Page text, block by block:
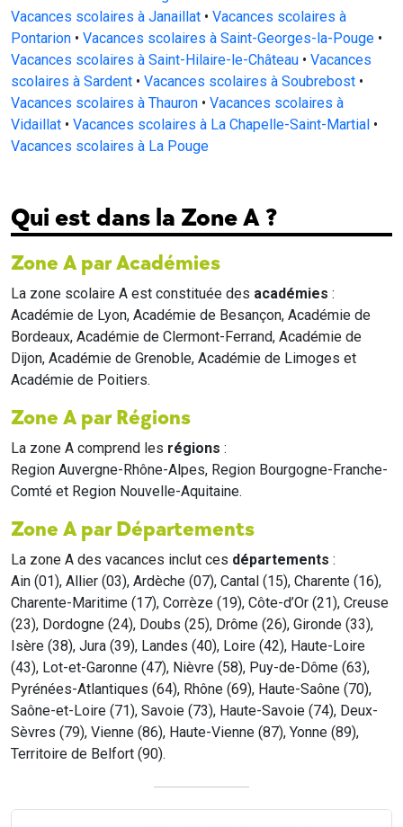
Vacances scolaires à Janaillat • Vacances scolaires à
Pontarion • Vacances scolaires à Saint-Georges-la-Pouge •
Vacances scolaires à Saint-Hilaire-le-Château • Vacances
scolaires à Sardent • Vacances scolaires à Soubrebost •
Vacances scolaires à Thauron • Vacances scolaires à
Vidaillat • Vacances scolaires à La Chapelle-Saint-Martial •
Vacances scolaires à La Pouge
Qui est dans la Zone A ?
Zone A par Académies
La zone scolaire A est constituée des académies :
Académie de Lyon, Académie de Besançon, Académie de
Bordeaux, Académie de Clermont-Ferrand, Académie de
Dijon, Académie de Grenoble, Académie de Limoges et
Académie de Poitiers.
Zone A par Régions
La zone A comprend les régions :
Region Auvergne-Rhône-Alpes, Region Bourgogne-Franche-
Comté et Region Nouvelle-Aquitaine.
Zone A par Départements
La zone A des vacances inclut ces départements :
Ain (01), Allier (03), Ardèche (07), Cantal (15), Charente (16),
Charente-Maritime (17), Corrèze (19), Côte-d’Or (21), Creuse
(23), Dordogne (24), Doubs (25), Drôme (26), Gironde (33),
Isère (38), Jura (39), Landes (40), Loire (42), Haute-Loire
(43), Lot-et-Garonne (47), Nièvre (58), Puy-de-Dôme (63),
Pyrénées-Atlantiques (64), Rhône (69), Haute-Saône (70),
Saône-et-Loire (71), Savoie (73), Haute-Savoie (74), Deux-
Sèvres (79), Vienne (86), Haute-Vienne (87), Yonne (89),
Territoire de Belfort (90).